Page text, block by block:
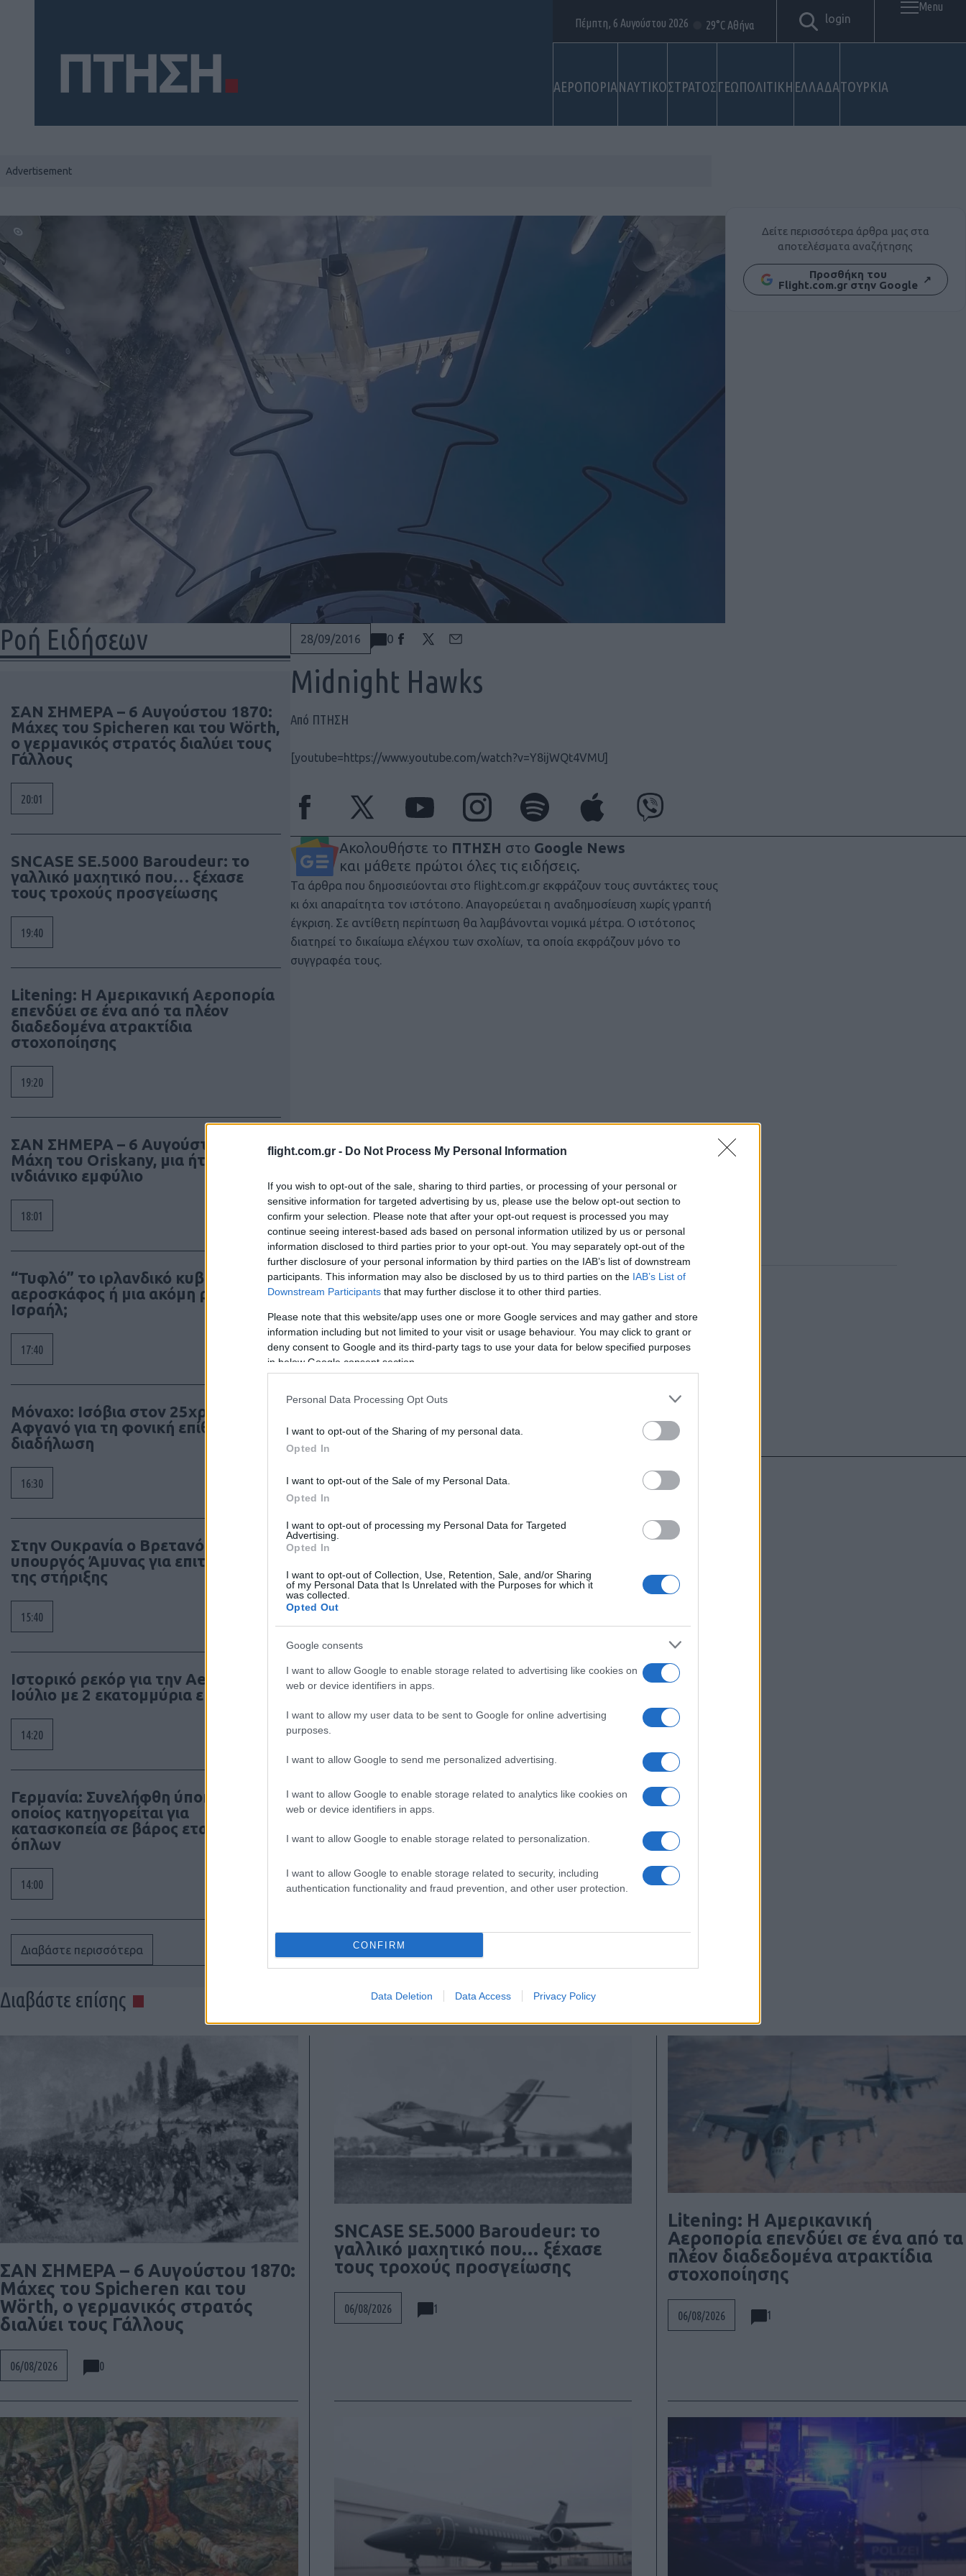
flight.com.gr - Do Not Process My Personal Information
If you wish to opt-out of the sale, sharing to third parties, or processing of your personal or
sensitive information for targeted advertising by us, please use the below opt-out section to
confirm your selection. Please note that after your opt-out request is processed you may
continue seeing interest-based ads based on personal information utilized by us or personal
information disclosed to third parties prior to your opt-out. You may separately opt-out of the
further disclosure of your personal information by third parties on the IAB’s list of downstream
participants. This information may also be disclosed by us to third parties on the IAB’s List of
Downstream Participants that may further disclose it to other third parties.
Please note that this website/app uses one or more Google services and may gather and store
information including but not limited to your visit or usage behaviour. You may click to grant or
deny consent to Google and its third-party tags to use your data for below specified purposes
in below Google consent section.
Personal Data Processing Opt Outs
I want to opt-out of the Sharing of my personal data.
Opted In
I want to opt-out of the Sale of my Personal Data.
Opted In
I want to opt-out of processing my Personal Data for Targeted
Advertising.
Opted In
I want to opt-out of Collection, Use, Retention, Sale, and/or Sharing
of my Personal Data that Is Unrelated with the Purposes for which it
was collected.
Opted Out
Google consents
I want to allow Google to enable storage related to advertising like cookies on
web or device identifiers in apps.
I want to allow my user data to be sent to Google for online advertising
purposes.
I want to allow Google to send me personalized advertising.
I want to allow Google to enable storage related to analytics like cookies on
web or device identifiers in apps.
I want to allow Google to enable storage related to personalization.
I want to allow Google to enable storage related to security, including
authentication functionality and fraud prevention, and other user protection.
CONFIRM
Data Deletion Data Access Privacy Policy
ΑΕΡΟΠΟΡΙΑΝΑΥΤΙΚΟΣΤΡΑΤΟΣΓΕΩΠΟΛΙΤΙΚΗ ΕΛΛΑΔΑΤΟΥΡΚΙΑ
Πέμπτη, 6 Αυγούστου 2026 29°C Αθήνα login
Menu
Ροή Ειδήσεων
ΣΑΝ ΣΗΜΕΡΑ – 6 Αυγούστου 1870:
Μάχες του Spicheren και του Wörth,
ο γερμανικός στρατός διαλύει τους
Γάλλους
20:01
SNCASE SE.5000 Baroudeur: το
γαλλικό μαχητικό που… ξέχασε
τους τροχούς προσγείωσης
19:40
Litening: Η Αμερικανική Αεροπορία
επενδύει σε ένα από τα πλέον
διαδεδομένα ατρακτίδια
στοχοποίησης
19:20
ΣΑΝ ΣΗΜΕΡΑ – 6 Αυγούστου 1777:
Μάχη του Oriskany, μια ήττα με
ινδιάνικο εμφύλιο
18:01
“Τυφλό” το ιρλανδικό κυβερνητικό
αεροσκάφος ή μια ακόμη ρήξη με το
Ισραήλ;
17:40
Μόναχο: Ισόβια στον 25χρονο
Αφγανό για τη φονική επίθεση σε
διαδήλωση
16:30
Στην Ουκρανία ο Βρετανός
υπουργός Άμυνας για επιτάχυνση
της στήριξης
15:40
Ιστορικό ρεκόρ για την Aegean τον
Ιούλιο με 2 εκατομμύρια επιβάτες
14:20
Γερμανία: Συνελήφθη ύποπτος ο
οποίος κατηγορείται για
κατασκοπεία σε βάρος εταιρίας
όπλων
14:00
Διαβάστε περισσότερα
Δείτε περισσότερα άρθρα μας στα
αποτελέσματα αναζήτησης
Προσθήκη του
Flight.com.gr στην Google ↗
28/09/2016 0
Midnight Hawks
Από ΠΤΗΣΗ
[youtube=https://www.youtube.com/watch?v=Y8ijWQt4VMU]
Ακολουθήστε το ΠΤΗΣΗ στο Google News
και μάθετε πρώτοι όλες τις ειδήσεις.
Τα άρθρα που δημοσιεύονται στο flight.com.gr εκφράζουν τους συντάκτες τους
κι όχι απαραίτητα τον ιστότοπο. Απαγορεύεται η αναδημοσίευση χωρίς γραπτή
έγκριση. Σε αντίθετη περίπτωση θα λαμβάνονται νομικά μέτρα. Ο ιστότοπος
διατηρεί το δικαίωμα ελέγχου των σχολίων, τα οποία εκφράζουν μόνο το
συγγραφέα τους.
Login
Please login to comment
0 COMMENTS
Διαβάστε επίσης
ΣΑΝ ΣΗΜΕΡΑ – 6 Αυγούστου 1870:
Μάχες του Spicheren και του
Wörth, ο γερμανικός στρατός
διαλύει τους Γάλλους
06/08/2026 0
SNCASE SE.5000 Baroudeur: το
γαλλικό μαχητικό που… ξέχασε
τους τροχούς προσγείωσης
06/08/2026 1
Litening: Η Αμερικανική
Αεροπορία επενδύει σε ένα από τα
πλέον διαδεδομένα ατρακτίδια
στοχοποίησης
06/08/2026 1